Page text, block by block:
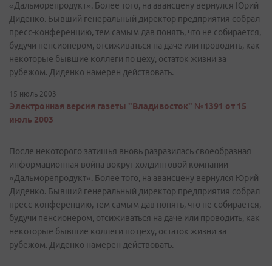
«Дальморепродукт». Более того, на авансцену вернулся Юрий
Диденко. Бывший генеральный директор предприятия собрал
пресс-конференцию, тем самым дав понять, что не собирается,
будучи пенсионером, отсиживаться на даче или проводить, как
некоторые бывшие коллеги по цеху, остаток жизни за
рубежом. Диденко намерен действовать.
15 июль 2003
Электронная версия газеты "Владивосток" №1391 от 15
июль 2003
После некоторого затишья вновь разразилась своеобразная
информационная война вокруг холдинговой компании
«Дальморепродукт». Более того, на авансцену вернулся Юрий
Диденко. Бывший генеральный директор предприятия собрал
пресс-конференцию, тем самым дав понять, что не собирается,
будучи пенсионером, отсиживаться на даче или проводить, как
некоторые бывшие коллеги по цеху, остаток жизни за
рубежом. Диденко намерен действовать.